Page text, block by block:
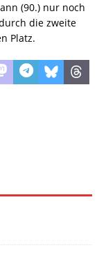
(90.) nur noch
die zweite
Platz.